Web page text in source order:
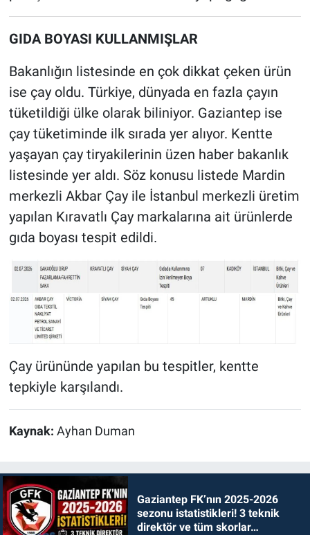
GIDA BOYASI KULLANMIŞLAR
Bakanlığın listesinde en çok dikkat çeken ürün
ise çay oldu. Türkiye, dünyada en fazla çayın
tüketildiği ülke olarak biliniyor. Gaziantep ise
çay tüketiminde ilk sırada yer alıyor. Kentte
yaşayan çay tiryakilerinin üzen haber bakanlık
listesinde yer aldı. Söz konusu listede Mardin
merkezli Akbar Çay ile İstanbul merkezli üretim
yapılan Kıravatlı Çay markalarına ait ürünlerde
gıda boyası tespit edildi.
Çay ürününde yapılan bu tespitler, kentte
tepkiyle karşılandı.
Kaynak: Ayhan Duman
Gaziantep FK’nın 2025-2026
sezonu istatistikleri! 3 teknik
direktör ve tüm skorlar…